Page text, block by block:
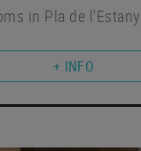
in Pla de
+ INFO